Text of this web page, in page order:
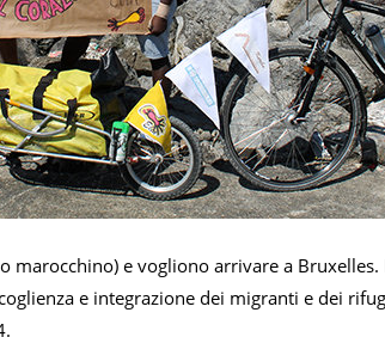
marocchino) e vogliono arrivare a
e integrazione dei migranti e dei